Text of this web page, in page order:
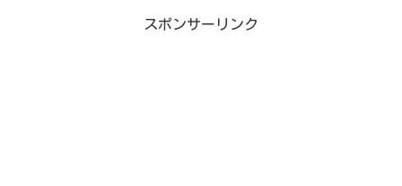
バー」を占ってみました。Nizi
占ってみた。2019下半期編」
スポンサーリンク